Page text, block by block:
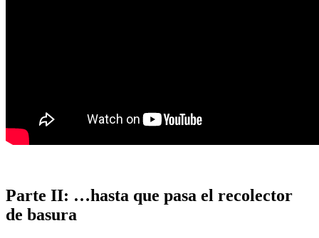
Parte II: …hasta que pasa el recolector
de basura